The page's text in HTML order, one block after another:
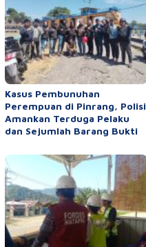
Kasus Pembunuhan
Perempuan di Pinrang, Polisi
Amankan Terduga Pelaku
dan Sejumlah Barang Bukti